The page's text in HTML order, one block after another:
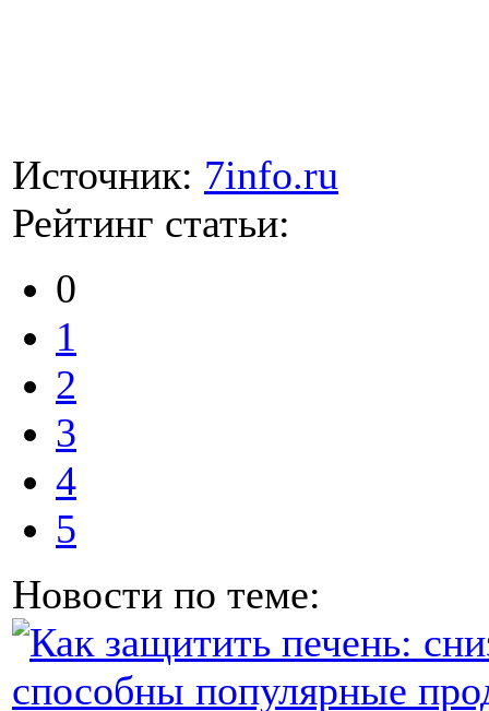
Источник: 7info.ru
Рейтинг статьи:
0
1
2
3
4
5
Новости по теме: